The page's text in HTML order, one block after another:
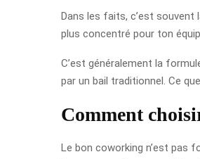
Dans les faits, c’est souvent
plus concentré pour ton
C’est généralement la
par un bail traditionnel. Ce
Comment
Le bon coworking n’est pas